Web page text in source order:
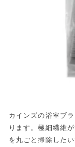
カインズの浴室ブ
ります。極細繊維
を丸ごと掃除した